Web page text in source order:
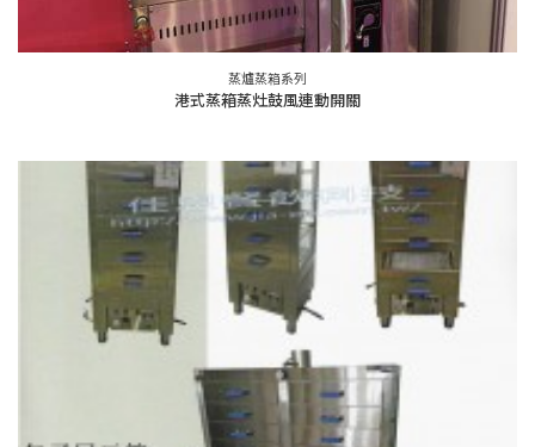
蒸爐蒸箱系列
港式蒸箱蒸灶鼓風連動開關